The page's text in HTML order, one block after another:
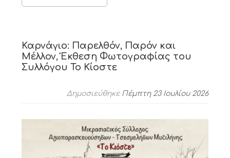
Καρνάγιο: Παρελθόν, Παρόν και
Μέλλον, Έκθεση Φωτογραφίας του
Συλλόγου Το Κίοστε
Δημοσιεύθηκε Πέμπτη 23 Ιουλίου 2026